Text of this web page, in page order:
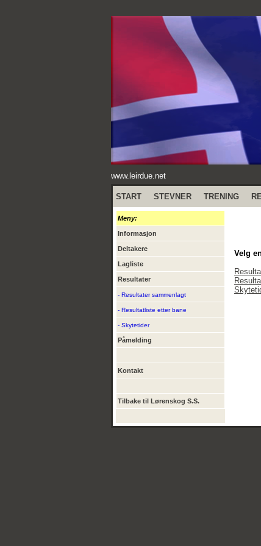
www.leirdue.net
START STEVNER TRENING
Meny:
Informasjon
Deltakere
Lagliste
Resultater
- Resultater sammenlagt
- Resultatliste etter bane
- Skytetider
Påmelding
Kontakt
Tilbake til Lørenskog S.S.
Velg